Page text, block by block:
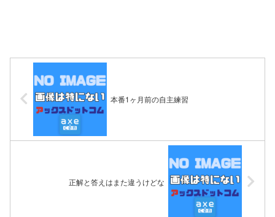
本番1ヶ月前の自主練習
正解と答えはまた違うけどな